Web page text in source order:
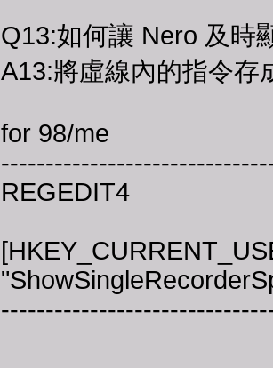
Q13:如何讓 Nero 及時
A13:將虛線內的指令存
for 98/me
REGEDIT4